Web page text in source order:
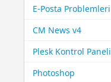
E-Posta Problemleri
CM News v4
Plesk Kontrol Paneli
Photoshop